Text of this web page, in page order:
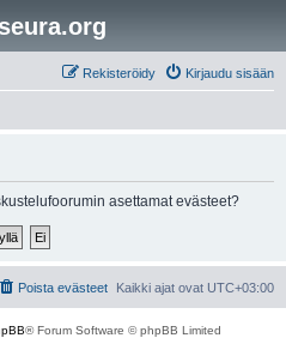
Kirjaudu sisään
Rekisteröidy
asettamat evästeet?
Kaikki ajat ovat UTC+03:00
Poista evästeet
® Forum Software © phpBB Limited